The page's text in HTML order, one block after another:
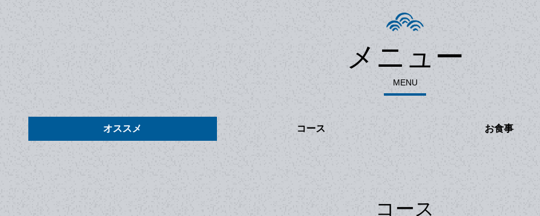
メニュー
MENU
オススメ コース お食事
コース